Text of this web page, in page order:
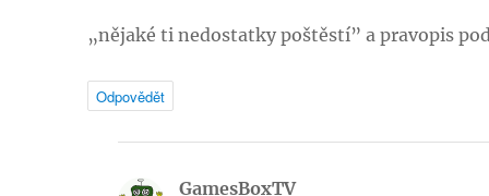
„nějaké ti nedostatky poštěstí” a pravopis
Odpovědět
GamesBoxTVnapsal: